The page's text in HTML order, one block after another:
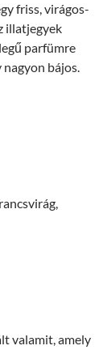
friss, virágos-
illatjegyek
parfümre
bájos.
valamit, amely